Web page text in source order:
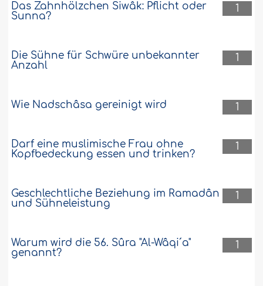
1
Das Zahnhölzchen Siwâk: Pflicht oder
Sunna?
1
Die Sühne für Schwüre unbekannter
Anzahl
1
Wie Nadschâsa gereinigt wird
1
Darf eine muslimische Frau ohne
Kopfbedeckung essen und trinken?
1
Geschlechtliche Beziehung im Ramadân
und Sühneleistung
1
Warum wird die 56. Sûra "Al-Wâqi´a"
genannt?